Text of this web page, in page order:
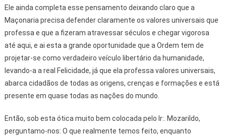
Ele ainda completa esse pensamento deixando claro que a
Maçonaria precisa defender claramente os valores universais que
professa e que a fizeram atravessar séculos e chegar vigorosa
até aqui, e ai esta a grande oportunidade que a Ordem tem de
projetar-se como verdadeiro veículo libertário da humanidade,
levando-a a real Felicidade, já que ela professa valores universais,
abarca cidadãos de todas as origens, crenças e formações e está
presente em quase todas as nações do mundo.
Então, sob esta ótica muito bem colocada pelo Ir:. Mozarildo,
perguntamo-nos: O que realmente temos feito, enquanto